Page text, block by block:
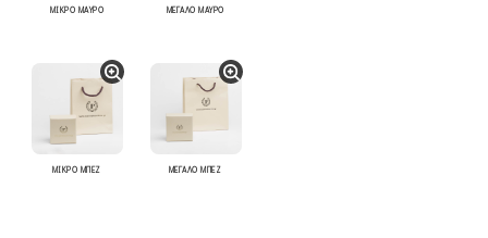
ΜΙΚΡΟ ΜΑΥΡΟ ΜΕΓΑΛΟ ΜΑΥΡΟ
ΜΙΚΡΟ ΜΠΕΖ ΜΕΓΑΛΟ ΜΠΕΖ